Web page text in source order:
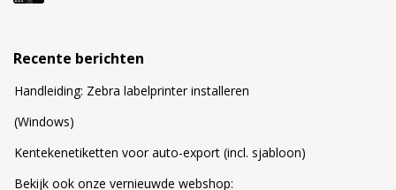
Recente berichten
Handleiding: Zebra labelprinter installeren
(Windows)
Kentekenetiketten voor auto-export (incl. sjabloon)
Bekijk ook onze vernieuwde webshop: